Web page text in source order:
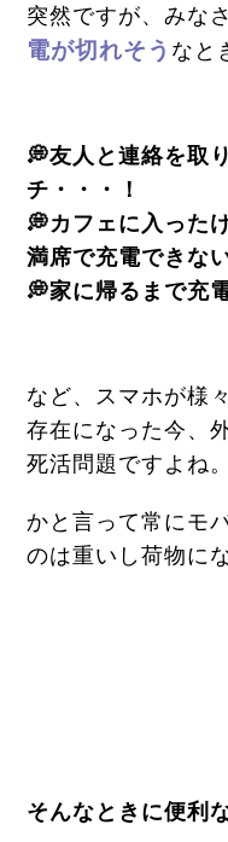
突然ですが、みな
電が切れそう なと
💭友人と連絡を取
チ・・・！
💭カフェに入った
満席で充電できな
💭家に帰るまで充
など、スマホが様
存在になった今、
死活問題ですよね。
かと言って常にモ
のは重いし荷物に
そんなときに便利